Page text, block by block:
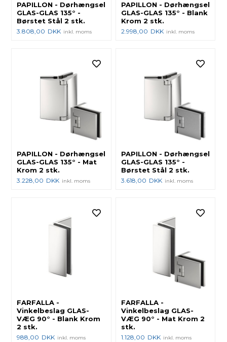
PAPILLON - Dørhængsel
GLAS-GLAS 135° -
Børstet Stål 2 stk.
3.808,00 DKK inkl. moms
PAPILLON - Dørhængsel
GLAS-GLAS 135° - Blank
Krom 2 stk.
2.998,00 DKK inkl. moms
PAPILLON - Dørhængsel
GLAS-GLAS 135° - Mat
Krom 2 stk.
3.228,00 DKK inkl. moms
PAPILLON - Dørhængsel
GLAS-GLAS 135° -
Børstet Stål 2 stk.
3.618,00 DKK inkl. moms
FARFALLA -
Vinkelbeslag GLAS-
VÆG 90° - Blank Krom
2 stk.
988,00 DKK inkl. moms
FARFALLA -
Vinkelbeslag GLAS-
VÆG 90° - Mat Krom 2
stk.
1.128,00 DKK inkl. moms